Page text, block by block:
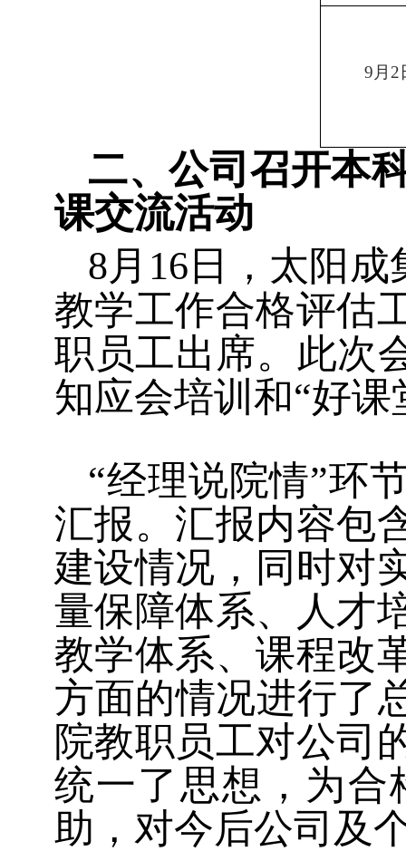
9 月 2
二、公司召开本
课交流活动
8月 16 日，太阳成
教学工作合格评估
职员工出席。 此次
知应会培训和“好
“经理说院情”环
汇报。汇报内容包
建设情况，同时对
量保障体系、人才
教学体系、课程改
方面的情况进行了
院教职员工对公司
统一了思想，为合
助，对今后公司及